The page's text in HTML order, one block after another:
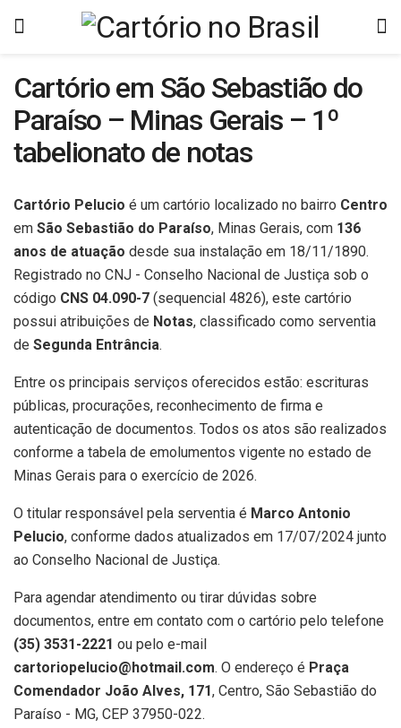
Cartório em São Sebastião do
Paraíso – Minas Gerais – 1º
tabelionato de notas
Cartório Pelucio é um cartório localizado no bairro Centro
em São Sebastião do Paraíso, Minas Gerais, com 136
anos de atuação desde sua instalação em 18/11/1890.
Registrado no CNJ - Conselho Nacional de Justiça sob o
código CNS 04.090-7 (sequencial 4826), este cartório
possui atribuições de Notas, classificado como serventia
de Segunda Entrância.
Entre os principais serviços oferecidos estão: escrituras
públicas, procurações, reconhecimento de firma e
autenticação de documentos. Todos os atos são realizados
conforme a tabela de emolumentos vigente no estado de
Minas Gerais para o exercício de 2026.
O titular responsável pela serventia é Marco Antonio
Pelucio, conforme dados atualizados em 17/07/2024 junto
ao Conselho Nacional de Justiça.
Para agendar atendimento ou tirar dúvidas sobre
documentos, entre em contato com o cartório pelo telefone
(35) 3531-2221 ou pelo e-mail
cartoriopelucio@hotmail.com. O endereço é Praça
Comendador João Alves, 171, Centro, São Sebastião do
Paraíso - MG, CEP 37950-022.